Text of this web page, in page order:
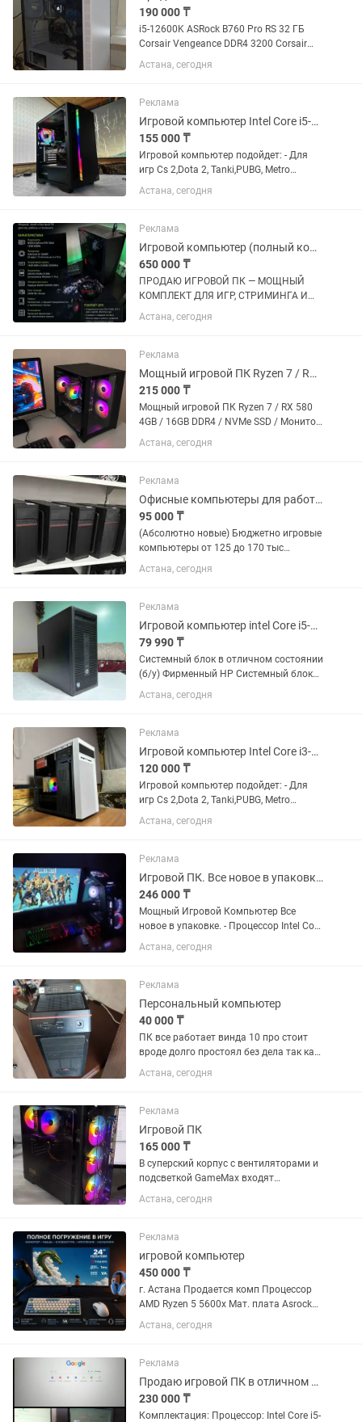
190 000 ₸
i5-12600K ASRock B760 Pro RS 32 ГБ
Corsair Vengeance DDR4 3200 Corsair
140 мм х2 СЖО Cougar STX 750W 80
Астана, сегодня
Реклама
Игровой компьютер Intel Core i5-9400F/RAM 16Gb/SSD 512Gb/GTX 1060 6Gb GDDR5
155 000 ₸
Игровой компьютер подойдет: - Для
игр Cs 2,Dota 2, Tanki,PUBG, Metro
exodus,Киберпанк и многие другие -
Для работы графикой Photoshop, Corel
работы в интернете и...
Астана, сегодня
Реклама
Игровой компьютер (полный комплект)
650 000 ₸
ПРОДАЮ ИГРОВОЙ ПК — МОЩНЫЙ
КОМПЛЕКТ ДЛЯ ИГР, СТРИМИНГА И
РАБОТЫ Продаю игровой компьютер в
отличном состоянии. Мощная сборка,
Отлично подойдет как для
современных...
Астана, сегодня
Реклама
Мощный игровой ПК Ryzen 7 / RX 580 4GB / 16GB DDR4 / NVMe SSD / Монитор
215 000 ₸
Мощный игровой ПК Ryzen 7 / RX 580
4GB / 16GB DDR4 / NVMe SSD / Монитор
Продам мощный игровой компьютер
на 8 ядерном Ryzen 7 в комплекте с
современных игр, учебы,...
Астана, сегодня
Реклама
Офисные компьютеры для работы текстовыми редакторами и графикой
95 000 ₸
(Абсолютно новые) Бюджетно игровые
компьютеры от 125 до 170 тыс
Офисные компьютеры с хорошими
картами 120.000тг Бюджетно офисные
Астана, сегодня
Реклама
Игровой компьютер intel Core i5-6500/RAM 16Gb/SSD/HDD/GTX 1050 Ti GDDR5
79 990 ₸
Системный блок в отличном состоянии
(б/у) Фирменный HP Системный блок
подойдет: Для работы с текстовыми
редакторами Игр Домашнего
характеристики: Корпус - HP
Процессор...
Астана, сегодня
Реклама
Игровой компьютер Intel Core i3-8100/RAM 16Gb/SSD/HDD 1TB/GTX 1060 GDDR5
120 000 ₸
Игровой компьютер подойдет: - Для
игр Cs 2,Dota 2, Tanki,PUBG, Metro
exodus,Киберпанк и многие другие -
Для работы графикой Photoshop, Corel
работы в интернете и...
Астана, сегодня
Реклама
Игровой ПК. Все новое в упаковке.i7/RX570/16Gb/27монитор165Hz
246 000 ₸
Мощный Игровой Компьютер Все
новое в упаковке. - Процессор Intel Core
i7 3.40 GHz (8-x ядерный 16-поточный)
(Turbo Boots max 3.9GHz) - Топовая
(на ультра...
Астана, сегодня
Реклама
Персональный компьютер
40 000 ₸
ПК все работает винда 10 про стоит
вроде долго простоял без дела так как
ноутом в основном работал надо
будет термопасты заменить да и
системник без периферии.
Астана, сегодня
Реклама
Игровой ПК
165 000 ₸
В суперский корпус с вентиляторами и
подсветкой GameMax входят
комплектующие: Материнская плата:
X79M PRO, 2011 сокет Процессор:
8 ядер, 16...
Астана, сегодня
Реклама
игровой компьютер
450 000 ₸
г. Астана Продается комп Процессор
AMD Ryzen 5 5600x Мат. плата Asrock
B550m Pro4 Видеокарта Palit RTX 3060
12 gb Оперативная память Trident RGB
series XN240...
Астана, сегодня
Реклама
Продаю игровой ПК в отличном состоянии, подходит для игр, работы и учебы
230 000 ₸
Комплектация: Процессор: Intel Core i5-